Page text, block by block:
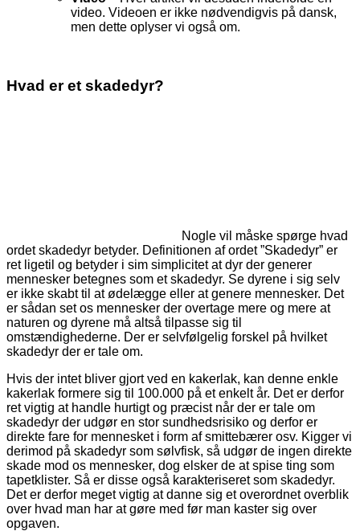
video. Videoen er ikke nødvendigvis på dansk,
men dette oplyser vi også om.
Hvad er et skadedyr?
Nogle vil måske spørge hvad
ordet skadedyr betyder. Definitionen af ordet ”Skadedyr” er
ret ligetil og betyder i sim simplicitet at dyr der generer
mennesker betegnes som et skadedyr. Se dyrene i sig selv
er ikke skabt til at ødelægge eller at genere mennesker. Det
er sådan set os mennesker der overtage mere og mere at
naturen og dyrene må altså tilpasse sig til
omstændighederne. Der er selvfølgelig forskel på hvilket
skadedyr der er tale om.
Hvis der intet bliver gjort ved en kakerlak, kan denne enkle
kakerlak formere sig til 100.000 på et enkelt år. Det er derfor
ret vigtig at handle hurtigt og præcist når der er tale om
skadedyr der udgør en stor sundhedsrisiko og derfor er
direkte fare for mennesket i form af smittebærer osv. Kigger vi
derimod på skadedyr som sølvfisk, så udgør de ingen direkte
skade mod os mennesker, dog elsker de at spise ting som
tapetklister. Så er disse også karakteriseret som skadedyr.
Det er derfor meget vigtig at danne sig et overordnet overblik
over hvad man har at gøre med før man kaster sig over
opgaven.